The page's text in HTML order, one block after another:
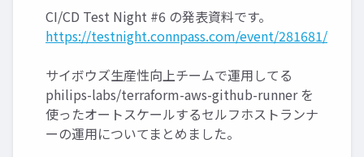
CI/CD Test Night #6 の発表資料です。
https://testnight.connpass.com/event/281681/
サイボウズ生産性向上チームで運用してる
philips-labs/terraform-aws-github-runner を
使ったオートスケールするセルフホストランナ
ーの運用についてまとめました。